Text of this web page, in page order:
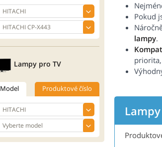
Pokud
lampy.
Lampy pro TV
Model Produktové číslo